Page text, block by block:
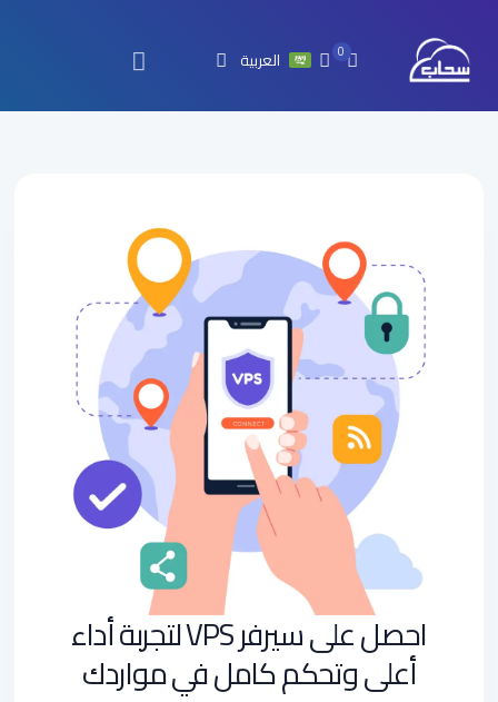
0 العربية
احصل على سيرفر VPS لتجربة أداء
أعلى وتحكم كامل في مواردك